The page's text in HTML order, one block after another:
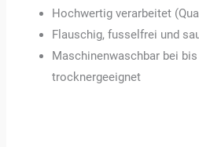
Hochwertig verarbeitet
Flauschig, fusselfrei und
Maschinenwaschbar bei bis
trocknergeeignet